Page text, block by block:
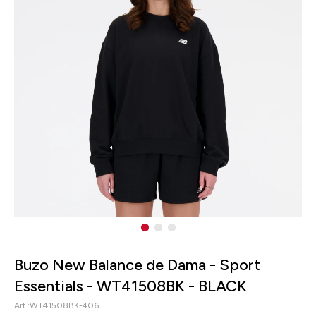
Buzo New Balance de Dama - Sport
Essentials - WT41508BK - BLACK
WT41508BK-406